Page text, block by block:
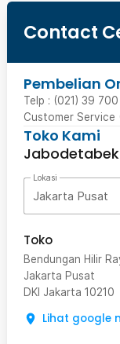
Contact
Pembelian
Telp : (021) 39
Customer Service
Toko Kami
Jabodetabek
Lokasi
Jakarta Pusat
Toko
Bendungan Hilir
Jakarta Pusat
DKI Jakarta 10210
Lihat google